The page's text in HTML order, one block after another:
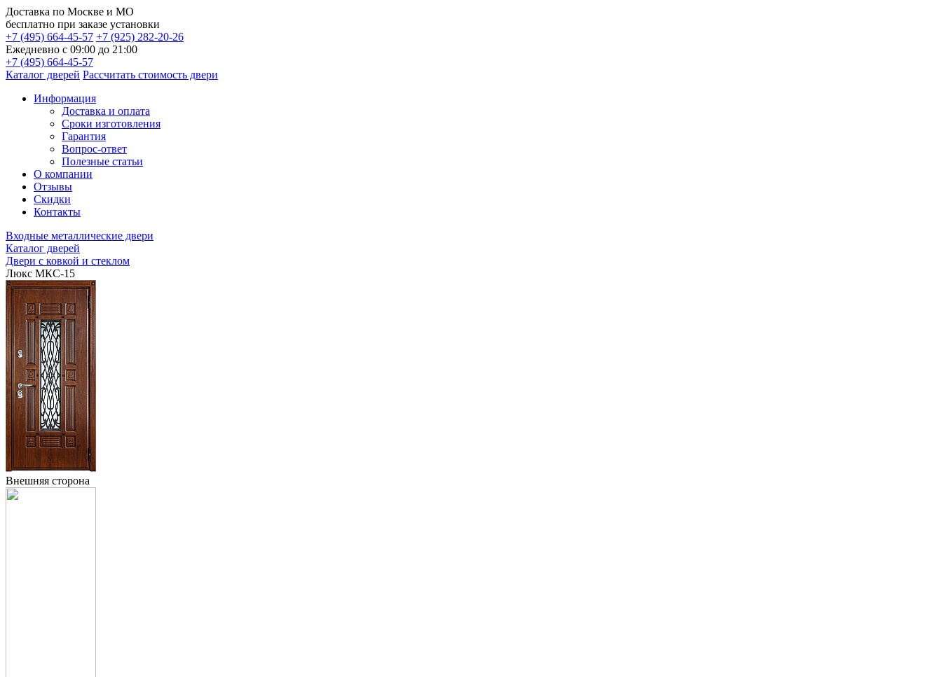
Доставка по Москве и МО
бесплатно при заказе установки
+7 (495) 664-45-57 +7 (925) 282-20-26
Ежедневно с 09:00 до 21:00
+7 (495) 664-45-57
Каталог дверей Рассчитать стоимость двери
Информация
Доставка и оплата
Сроки изготовления
Гарантия
Вопрос-ответ
Полезные статьи
О компании
Отзывы
Скидки
Контакты
Входные металлические двери
Каталог дверей
Двери с ковкой и стеклом
Люкс МКС-15
Внешняя сторона